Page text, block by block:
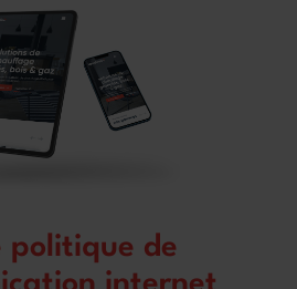
politique de